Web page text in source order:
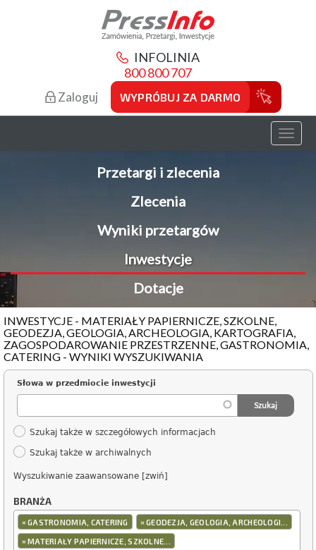
INFOLINIA
800 800 707
Zaloguj WYPRÓBUJ ZA DARMO
Toggle
Przetargi i zlecenia
Zlecenia
Wyniki przetargów
Inwestycje
Dotacje
INWESTYCJE - MATERIAŁY PAPIERNICZE, SZKOLNE,
GEODEZJA, GEOLOGIA, ARCHEOLOGIA, KARTOGRAFIA,
ZAGOSPODAROWANIE PRZESTRZENNE, GASTRONOMIA,
CATERING - WYNIKI WYSZUKIWANIA
Słowa w przedmiocie inwestycji
Szukaj także w szczegółowych informacjach
Szukaj także w archiwalnych
Wyszukiwanie zaawansowane [zwiń]
BRANŻA
×GASTRONOMIA, CATERING ×GEODEZJA, GEOLOGIA, ARCHEOLOGI...
×MATERIAŁY PAPIERNICZE, SZKOLNE...